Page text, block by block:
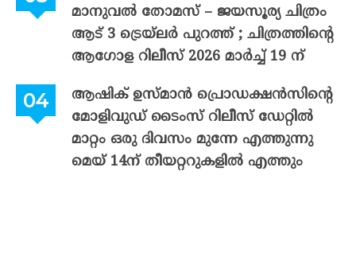
മാനുവൽ തോമസ് – ജയസൂര്യ ചിത്രം
ആട് 3 ട്രെയ്‌ലർ പുറത്ത് ; ചിത്രത്തിന്റെ
ആഗോള റിലീസ് 2026 മാർച്ച് 19 ന്
ആഷിക് ഉസ്മാൻ പ്രൊഡക്ഷൻസിന്റെ
മോളിവുഡ് ടൈംസ് റിലീസ് ഡേറ്റിൽ
മാറ്റം ഒരു ദിവസം മുന്നേ എത്തുന്നു
മെയ് 14ന് തീയറ്ററുകളിൽ എത്തും